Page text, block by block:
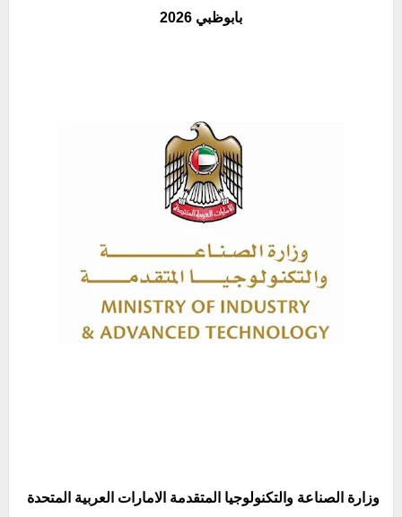
بابوظبي 2026
وزارة الصناعة والتكنولوجيا المتقدمة الامارات العربية المتحدة